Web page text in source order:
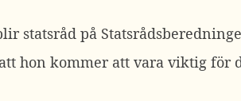
statsråd på
hon kommer att vara viktig för